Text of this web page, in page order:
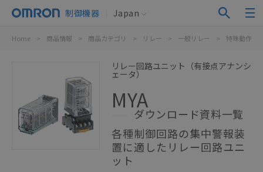
制御機器 Japan
Home > 商品情報 > 商品カテゴリ > リレー > 一般リレー > 特殊動作用
リレー回路ユニット（有接点アナンシ
ェータ）
MYA
ダウンロード資料一覧
各種制御回路の集中警報装
置に適したリレー回路ユニ
ット